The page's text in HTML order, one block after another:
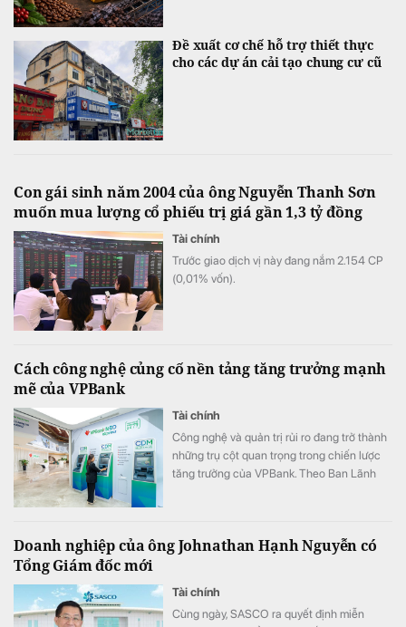
Đề xuất cơ chế hỗ trợ thiết thực
cho các dự án cải tạo chung cư cũ
Con gái sinh năm 2004 của ông Nguyễn Thanh Sơn
muốn mua lượng cổ phiếu trị giá gần 1,3 tỷ đồng
Tài chính
Trước giao dịch vị này đang nắm 2.154 СР
(0,01% vốn).
Cách công nghệ củng cố nền tảng tăng trưởng mạnh
mẽ của VPBank
Tài chính
Công nghệ và quản trị rủi ro đang trở thành
những trụ cột quan trọng trong chiến lược
tăng trưởng của VPBank. Theo Ban Lãnh
nhưng vẫn duy trì chất lượng.
Doanh nghiệp của ông Johnathan Hạnh Nguyễn có
Tổng Giám đốc mới
Tài chính
Cùng ngày, SASCO ra quyết định miễn